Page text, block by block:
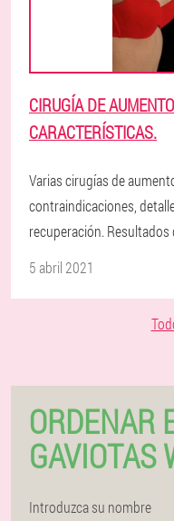
CIRUGÍA DE
CARACTERÍSTICAS.
Varias cirugías de
contraindicaciones,
recuperación.
5 abril 2021
ORDENAR
GAVIOTAS
Introduzca su nombre